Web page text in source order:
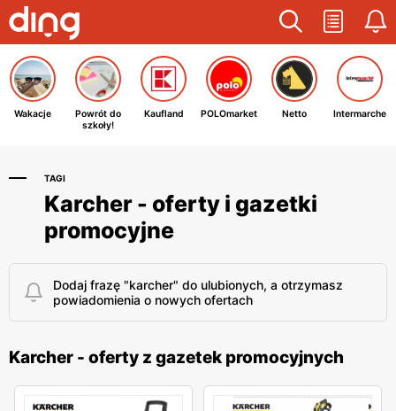
Wakacje
Powrót do
szkoły!
Kaufland POLOmarket Netto Intermarche
TAGI
Karcher - oferty i gazetki
promocyjne
Dodaj frazę "karcher" do ulubionych, a otrzymasz
powiadomienia o nowych ofertach
Karcher - oferty z gazetek promocyjnych